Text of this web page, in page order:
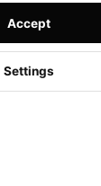
Accept
Settings